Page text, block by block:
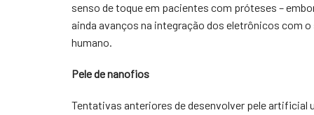
senso de toque em pacientes com próteses –
ainda avanços na integração dos eletrônicos com
humano.
Pele de nanofios
Tentativas anteriores de desenvolver pele